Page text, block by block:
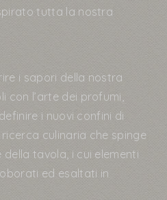
tutta la nostra
i sapori della nostra
con l’arte dei profumi,
i nuovi confini di
culinaria che spinge
tavola, i cui elementi
ed esaltati in